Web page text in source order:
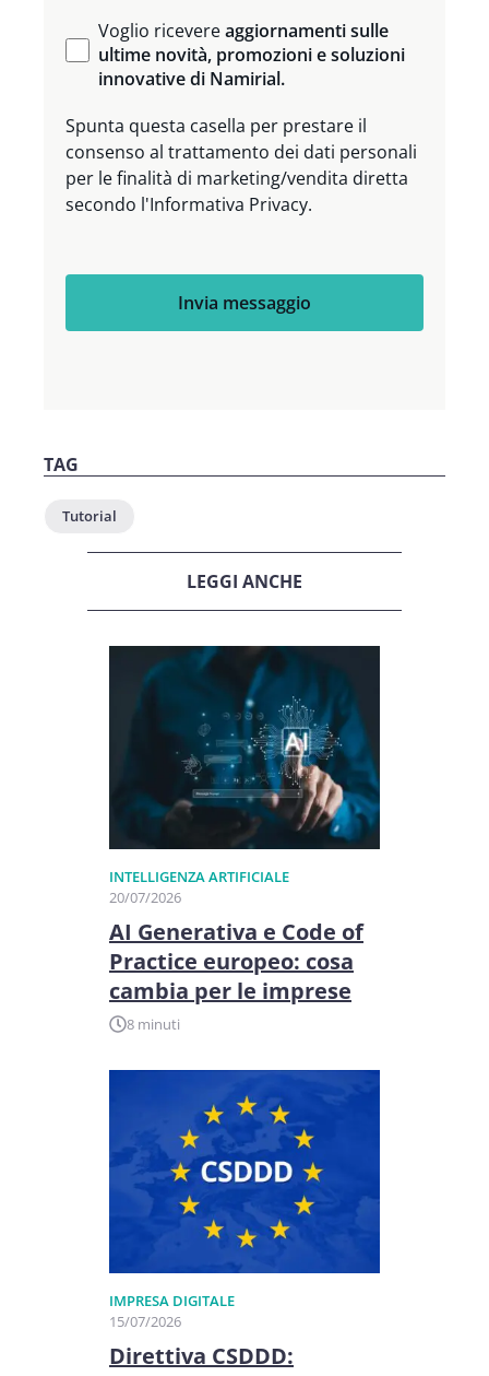
Voglio ricevereaggiornamenti sulle
ultime novità, promozioni e soluzioni
innovative di Namirial.
Spunta questa casella per prestare il
consenso al trattamento dei dati personali
per le finalità di marketing/vendita diretta
secondo l'Informativa Privacy.
Invia messaggio
TAG
Tutorial
LEGGI ANCHE
INTELLIGENZA ARTIFICIALE
20/07/2026
AI Generativa e Code of
Practice europeo: cosa
cambia per le imprese
8 minuti
IMPRESA DIGITALE
15/07/2026
Direttiva CSDDD: